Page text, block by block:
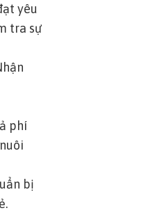
yêu
tra sự
phí
bị